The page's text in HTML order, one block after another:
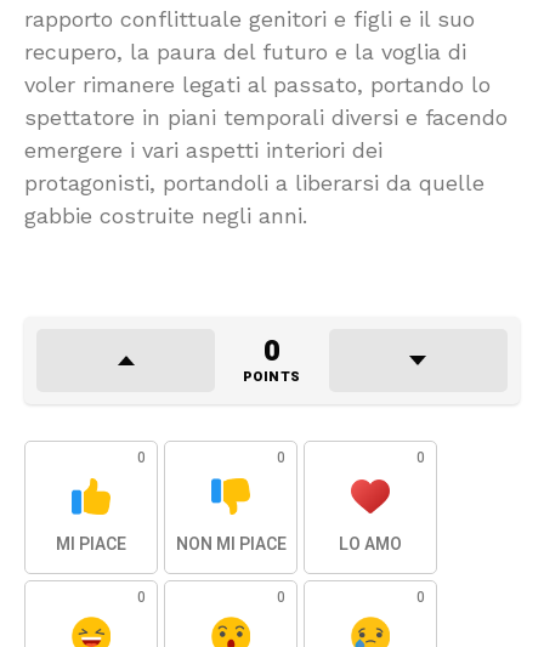
rapporto conflittuale genitori e figli e il suo
recupero, la paura del futuro e la voglia di
voler rimanere legati al passato, portando lo
spettatore in piani temporali diversi e facendo
emergere i vari aspetti interiori dei
protagonisti, portandoli a liberarsi da quelle
gabbie costruite negli anni.
0
POINTS
0
MI PIACE
0
NON MI PIACE
0
LO AMO
0 0 0